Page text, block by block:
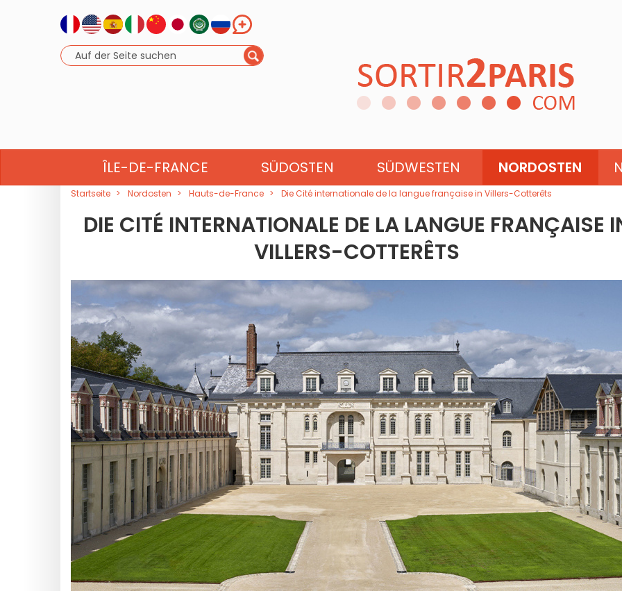
ÎLE-DE-FRANCE SÜDOSTEN SÜDWESTEN NORDOSTEN
GRAND EST BURGUND-FRANCHE-COMTÉ
Startseite Nordosten Hauts-de-France Die Cité internationale de la langue française in Villers-Cotterêts
DIE CITÉ INTERNATIONALE DE LA LANGUE FRANÇAISE
VILLERS-COTTERÊTS